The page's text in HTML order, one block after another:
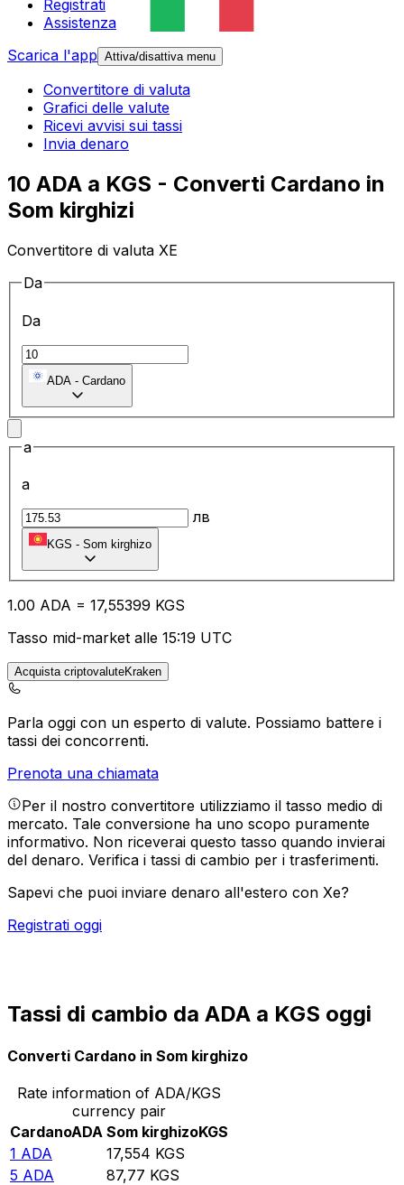
Registrati
Assistenza
Scarica l'app Attiva/disattiva menu
Convertitore di valuta
Grafici delle valute
Ricevi avvisi sui tassi
Invia denaro
10 ADA a KGS - Converti Cardano in
Som kirghizi
Convertitore di valuta XE
Da
Da
ADA - Cardano
a
a
лв
KGS - Som kirghizo
1.00 ADA = 17,55399 KGS
Tasso mid-market alle 15:19 UTC
Acquista criptovaluteKraken
Parla oggi con un esperto di valute. Possiamo battere i
tassi dei concorrenti.
Prenota una chiamata
Per il nostro convertitore utilizziamo il tasso medio di
mercato. Tale conversione ha uno scopo puramente
informativo. Non riceverai questo tasso quando invierai
del denaro. Verifica i tassi di cambio per i trasferimenti.
Sapevi che puoi inviare denaro all'estero con Xe?
Registrati oggi
Tassi di cambio da ADA a KGS oggi
Converti Cardano in Som kirghizo
Rate information of ADA/KGS
currency pair
CardanoADA Som kirghizoKGS
1 ADA 17,554 KGS
5 ADA 87,77 KGS